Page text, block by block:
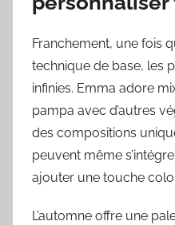
Franchement, une fois
technique de base, les
infinies. Emma adore
pampa avec d’autres
des compositions
peuvent même
ajouter une touche
L’automne offre une